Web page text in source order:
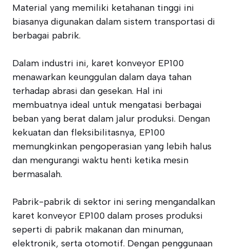
Material yang memiliki ketahanan tinggi ini
biasanya digunakan dalam sistem transportasi di
berbagai pabrik.
Dalam industri ini, karet konveyor EP100
menawarkan keunggulan dalam daya tahan
terhadap abrasi dan gesekan. Hal ini
membuatnya ideal untuk mengatasi berbagai
beban yang berat dalam jalur produksi. Dengan
kekuatan dan fleksibilitasnya, EP100
memungkinkan pengoperasian yang lebih halus
dan mengurangi waktu henti ketika mesin
bermasalah.
Pabrik-pabrik di sektor ini sering mengandalkan
karet konveyor EP100 dalam proses produksi
seperti di pabrik makanan dan minuman,
elektronik, serta otomotif. Dengan penggunaan